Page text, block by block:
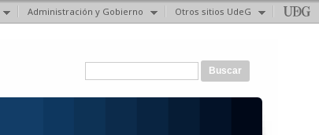
Administración y Gobierno Otros sitios UdeG
Formulario de búsqueda